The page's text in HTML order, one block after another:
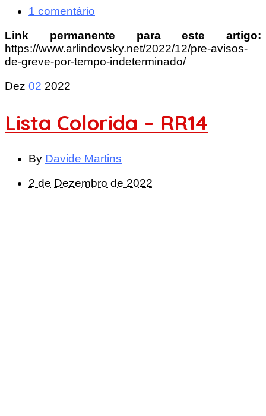
1 comentário
Link permanente para este artigo:
https://www.arlindovsky.net/2022/12/pre-avisos-
de-greve-por-tempo-indeterminado/
Dez 02 2022
Lista Colorida – RR14
By Davide Martins
2 de Dezembro de 2022